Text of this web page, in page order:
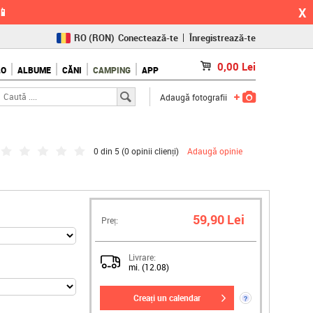
X
(KČ)
SK(€)
RO(RON) Conectează-te Înregistrează-te
ALBUME CĂNI CAMPING APP 0,00 Lei
Adaugă fotografii
0 din 5 (0 opinii clienți) Adaugă opinie
Preț: 59,90 Lei
Livrare:
mi. (12.08)
creați un calendar ?